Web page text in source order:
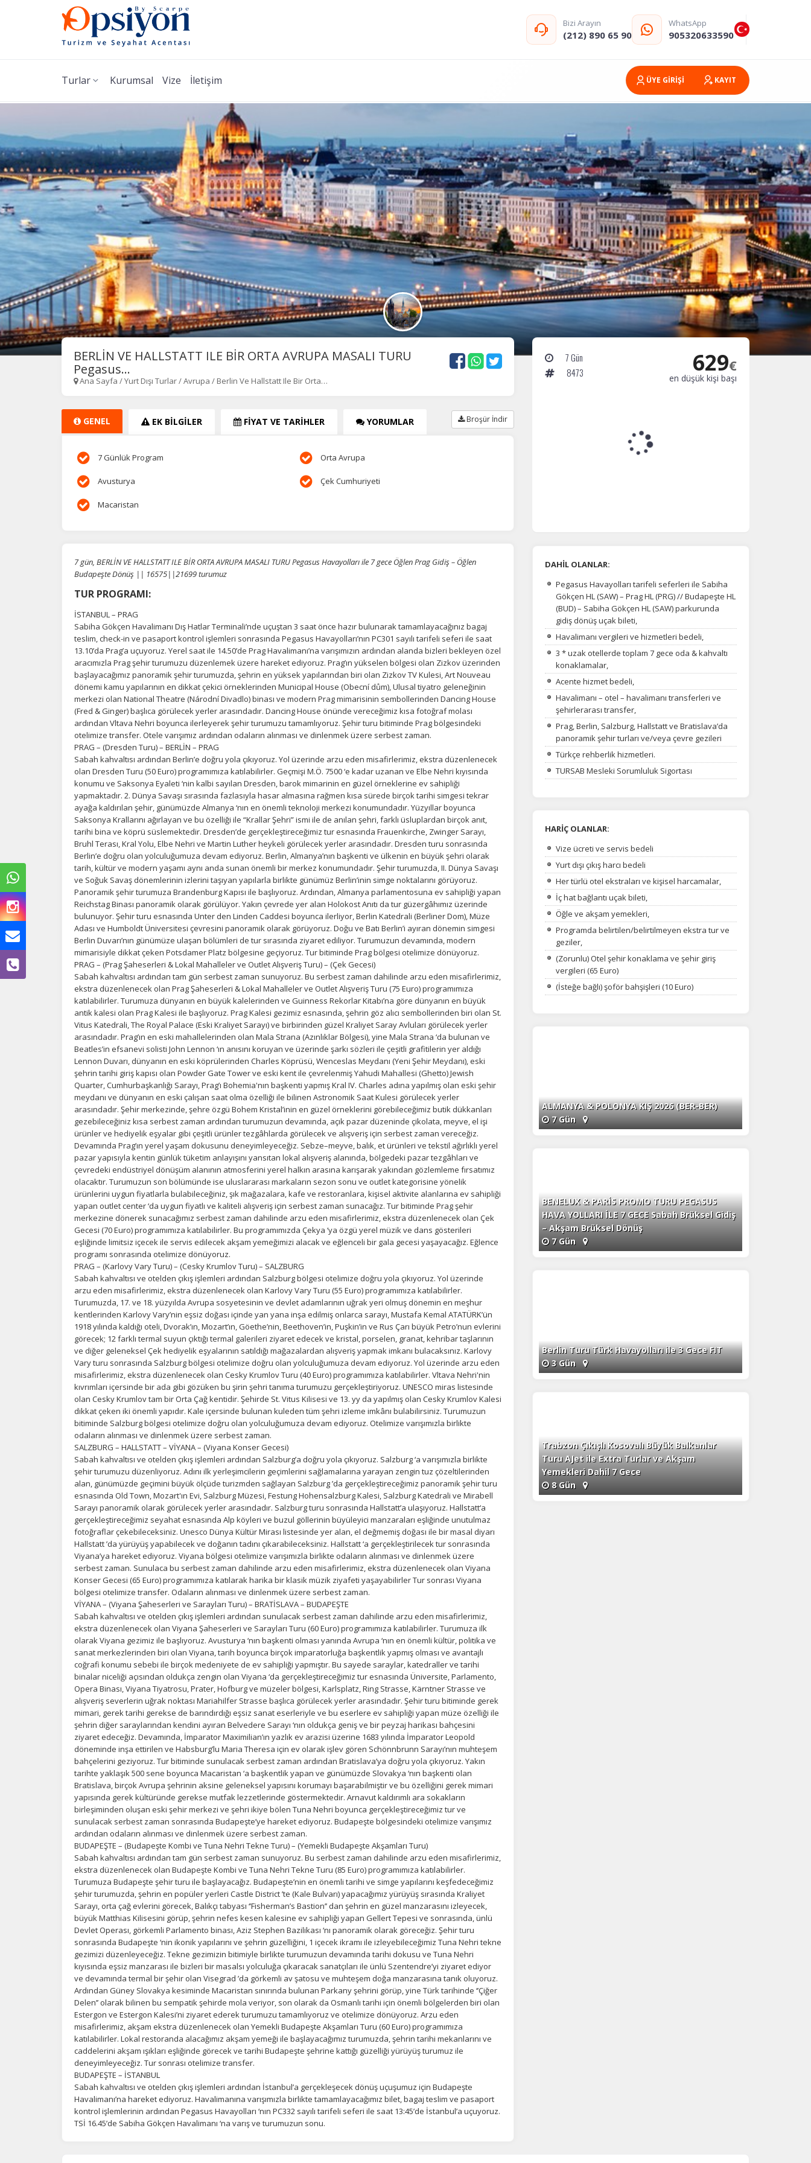
Bizi Arayın
(212) 890 65 90
WhatsApp
905320633590
Turlar Kurumsal Vize İletişim ÜYE GİRİŞİ KAYIT
ÇEREZ KULLANIM AYARLARINIZ
Çerez tercihlerinizibelirleyin.
Size daha kişiselleştirilmiş bir web deneyimi sunmak için bazı bilgileri tarayıcınızda
depolayabilir, bunları yurt içi ve yurt dışındaki hizmet sağlayıcılarla paylaşabiliriz. Buna
izin vermemeyi seçebilirsiniz ancak bu durumda sitemiz umduğumuz gibi çalışmaya
Daha fazla bilgi için KVKK bilgilendirmemizi çerez kullanım ve gizlilik koşullarını
inceleyebilirsiniz.
Zorunlu Çerezler HER ZAMAN AKTIF
Oturum yönetimi, güvenlik ve temel site işlevleri için gereklidir. Bu
çerezler olmadan site düzgün çalışmaz ve devre dışı bırakılamaz.
İstatistik Çerezleri
sayfaların popüler olduğunu ve kullanıcıların nerede zorluk yaşadığını
anlamamıza yardımcı olur.
Pazarlama Çerezleri
Size ve ilgi alanlarınıza uygun reklamlar göstermek için kullanılır.
Kapatırsanız reklamları görmeye devam edersiniz, ancak daha az
alakalı olabilirler.
Tümünü Reddet Tümünü Kabul Et
BERLİN VE HALLSTATT ILE BİR ORTA AVRUPA MASALI TURU
Pegasus...
Ana Sayfa /Yurt Dışı Turlar/Avrupa / Berlin Ve Hallstatt Ile Bir Orta…
GENEL EK BİLGİLER FİYAT VE TARİHLER YORUMLAR Broşür İndir
7 Günlük Program Orta Avrupa
Avusturya Çek Cumhuriyeti
Macaristan
7 gün, BERLİN VE HALLSTATT ILE BİR ORTA AVRUPA MASALI TURU Pegasus Havayolları ile 7 gece Öğlen Prag Gidiş – Öğlen
Budapeşte Dönüş || 16575||21699 turumuz
TUR PROGRAMI:
İSTANBUL – PRAG
Sabiha Gökçen Havalimanı Dış Hatlar Terminali’nde uçuştan 3 saat önce hazır bulunarak tamamlayacağınız bagaj
teslim, check-in ve pasaport kontrol işlemleri sonrasında Pegasus Havayolları’nın PC301 sayılı tarifeli seferi ile saat
13.10’da Prag’a uçuyoruz. Yerel saat ile 14.50’de Prag Havalimanı’na varışımızın ardından alanda bizleri bekleyen özel
aracımızla Prag şehir turumuzu düzenlemek üzere hareket ediyoruz. Prag’ın yükselen bölgesi olan Zizkov üzerinden
başlayacağımız panoramik şehir turumuzda, şehrin en yüksek yapılarından biri olan Zizkov TV Kulesi, Art Nouveau
dönemi kamu yapılarının en dikkat çekici örneklerinden Municipal House (Obecní dům), Ulusal tiyatro geleneğinin
merkezi olan National Theatre (Národní Divadlo) binası ve modern Prag mimarisinin sembollerinden Dancing House
(Fred & Ginger) başlıca görülecek yerler arasındadır. Dancing House önünde vereceğimiz kısa fotoğraf molası
ardından Vltava Nehri boyunca ilerleyerek şehir turumuzu tamamlıyoruz. Şehir turu bitiminde Prag bölgesindeki
otelimize transfer. Otele varışımız ardından odaların alınması ve dinlenmek üzere serbest zaman.
PRAG – (Dresden Turu) – BERLİN – PRAG
Sabah kahvaltısı ardından Berlin’e doğru yola çıkıyoruz. Yol üzerinde arzu eden misafirlerimiz, ekstra düzenlenecek
olan Dresden Turu (50 Euro) programımıza katılabilirler. Geçmişi M.Ö. 7500 ‘e kadar uzanan ve Elbe Nehri kıyısında
konumu ve Saksonya Eyaleti ‘nin kalbi sayılan Dresden, barok mimarinin en güzel örneklerine ev sahipliği
yapmaktadır. 2. Dünya Savaşı sırasında fazlasıyla hasar almasına rağmen kısa sürede birçok tarihi simgesi tekrar
ayağa kaldırılan şehir, günümüzde Almanya ‘nın en önemli teknoloji merkezi konumundadır. Yüzyıllar boyunca
Saksonya Krallarını ağırlayan ve bu özelliği ile “Krallar Şehri” ismi ile de anılan şehri, farklı üsluplardan birçok anıt,
tarihi bina ve köprü süslemektedir. Dresden’de gerçekleştireceğimiz tur esnasında Frauenkirche, Zwinger Sarayı,
Bruhl Terası, Kral Yolu, Elbe Nehri ve Martin Luther heykeli görülecek yerler arasındadır. Dresden turu sonrasında
Berlin’e doğru olan yolculuğumuza devam ediyoruz. Berlin, Almanya’nın başkenti ve ülkenin en büyük şehri olarak
tarih, kültür ve modern yaşamı aynı anda sunan önemli bir merkez konumundadır. Şehir turumuzda, II. Dünya Savaşı
ve Soğuk Savaş dönemlerinin izlerini taşıyan yapılarla birlikte günümüz Berlin’inin simge noktalarını görüyoruz.
Panoramik şehir turumuza Brandenburg Kapısı ile başlıyoruz. Ardından, Almanya parlamentosuna ev sahipliği yapan
Reichstag Binası panoramik olarak görülüyor. Yakın çevrede yer alan Holokost Anıtı da tur güzergâhımız üzerinde
bulunuyor. Şehir turu esnasında Unter den Linden Caddesi boyunca ilerliyor, Berlin Katedrali (Berliner Dom), Müze
Adası ve Humboldt Üniversitesi çevresini panoramik olarak görüyoruz. Doğu ve Batı Berlin’i ayıran dönemin simgesi
Berlin Duvarı’nın günümüze ulaşan bölümleri de tur sırasında ziyaret ediliyor. Turumuzun devamında, modern
mimarisiyle dikkat çeken Potsdamer Platz bölgesine geçiyoruz. Tur bitiminde Prag bölgesi otelimize dönüyoruz.
PRAG – (Prag Şaheserleri & Lokal Mahalleler ve Outlet Alışveriş Turu) – (Çek Gecesi)
Sabah kahvaltısı ardından tam gün serbest zaman sunuyoruz. Bu serbest zaman dahilinde arzu eden misafirlerimiz,
ekstra düzenlenecek olan Prag Şaheserleri & Lokal Mahalleler ve Outlet Alışveriş Turu (75 Euro) programımıza
katılabilirler. Turumuza dünyanın en büyük kalelerinden ve Guinness Rekorlar Kitabı’na göre dünyanın en büyük
antik kalesi olan Prag Kalesi ile başlıyoruz. Prag Kalesi gezimiz esnasında, şehrin göz alıcı sembollerinden biri olan St.
Vitus Katedrali, The Royal Palace (Eski Kraliyet Sarayı) ve birbirinden güzel Kraliyet Saray Avluları görülecek yerler
arasındadır. Prag’ın en eski mahallelerinden olan Mala Strana (Azınlıklar Bölgesi), yine Mala Strana ‘da bulunan ve
Beatles’in efsanevi solisti John Lennon ‘ın anısını koruyan ve üzerinde şarkı sözleri ile çeşitli grafitilerin yer aldığı
Lennon Duvarı, dünyanın en eski köprülerinden Charles Köprüsü, Wenceslas Meydanı (Yeni Şehir Meydanı), eski
şehrin tarihi giriş kapısı olan Powder Gate Tower ve eski kent ile çevrelenmiş Yahudi Mahallesi (Ghetto) Jewish
Quarter, Cumhurbaşkanlığı Sarayı, Prag’ı Bohemia'nın başkenti yapmış Kral IV. Charles adına yapılmış olan eski şehir
meydanı ve dünyanın en eski çalışan saat olma özelliği ile bilinen Astronomik Saat Kulesi görülecek yerler
arasındadır. Şehir merkezinde, şehre özgü Bohem Kristal’inin en güzel örneklerini görebileceğimiz butik dükkanları
gezebileceğiniz kısa serbest zaman ardından turumuzun devamında, açık pazar düzeninde çikolata, meyve, el işi
ürünler ve hediyelik eşyalar gibi çeşitli ürünler tezgâhlarda görülecek ve alışveriş için serbest zaman vereceğiz.
Devamında Prag’ın yerel yaşam dokusunu deneyimleyeceğiz. Sebze–meyve, balık, et ürünleri ve tekstil ağırlıklı yerel
pazar yapısıyla kentin günlük tüketim anlayışını yansıtan lokal alışveriş alanında, bölgedeki pazar tezgâhları ve
çevredeki endüstriyel dönüşüm alanının atmosferini yerel halkın arasına karışarak yakından gözlemleme fırsatımız
olacaktır. Turumuzun son bölümünde ise uluslararası markaların sezon sonu ve outlet kategorisine yönelik
ürünlerini uygun fiyatlarla bulabileceğiniz, şık mağazalara, kafe ve restoranlara, kişisel aktivite alanlarına ev sahipliği
yapan outlet center ‘da uygun fiyatlı ve kaliteli alışveriş için serbest zaman sunacağız. Tur bitiminde Prag şehir
merkezine dönerek sunacağımız serbest zaman dahilinde arzu eden misafirlerimiz, ekstra düzenlenecek olan Çek
Gecesi (70 Euro) programımıza katılabilirler. Bu programımızda Çekya ‘ya özgü yerel müzik ve dans gösterileri
eşliğinde limitsiz içecek ile servis edilecek akşam yemeğimizi alacak ve eğlenceli bir gala gecesi yaşayacağız. Eğlence
programı sonrasında otelimize dönüyoruz.
PRAG – (Karlovy Vary Turu) – (Cesky Krumlov Turu) – SALZBURG
Sabah kahvaltısı ve otelden çıkış işlemleri ardından Salzburg bölgesi otelimize doğru yola çıkıyoruz. Yol üzerinde
arzu eden misafirlerimiz, ekstra düzenlenecek olan Karlovy Vary Turu (55 Euro) programımıza katılabilirler.
Turumuzda, 17. ve 18. yüzyılda Avrupa sosyetesinin ve devlet adamlarının uğrak yeri olmuş dönemin en meşhur
kentlerinden Karlovy Vary’nin eşsiz doğası içinde yan yana inşa edilmiş onlarca sarayı, Mustafa Kemal ATATÜRK’ün
1918 yılında kaldığı oteli, Dvorak’ın, Mozart’ın, Göethe’nin, Beethoven’in, Puşkin’in ve Rus Çarı büyük Petro’nun evlerini
görecek; 12 farklı termal suyun çıktığı termal galerileri ziyaret edecek ve kristal, porselen, granat, kehribar taşlarının
ve diğer geleneksel Çek hediyelik eşyalarının satıldığı mağazalardan alışveriş yapmak imkanı bulacaksınız. Karlovy
Vary turu sonrasında Salzburg bölgesi otelimize doğru olan yolculuğumuza devam ediyoruz. Yol üzerinde arzu eden
misafirlerimiz, ekstra düzenlenecek olan Cesky Krumlov Turu (40 Euro) programımıza katılabilirler. Vltava Nehri'nin
kıvrımları içersinde bir ada gibi gözüken bu şirin şehri tanıma turumuzu gerçekleştiriyoruz. UNESCO miras listesinde
olan Cesky Krumlov tam bir Orta Çağ kentidir. Şehirde St. Vitus Kilisesi ve 13. yy da yapılmış olan Cesky Krumlov Kalesi
dikkat çeken iki önemli yapıdır. Kale içersinde bulunan kuleden tüm şehri izleme imkânı bulabilirsiniz. Turumuzun
bitiminde Salzburg bölgesi otelimize doğru olan yolculuğumuza devam ediyoruz. Otelimize varışımızla birlikte
odaların alınması ve dinlenmek üzere serbest zaman.
SALZBURG – HALLSTATT – VİYANA – (Viyana Konser Gecesi)
Sabah kahvaltısı ve otelden çıkış işlemleri ardından Salzburg’a doğru yola çıkıyoruz. Salzburg ‘a varışımızla birlikte
şehir turumuzu düzenliyoruz. Adını ilk yerleşimcilerin geçimlerini sağlamalarına yarayan zengin tuz çözeltilerinden
alan, günümüzde geçimini büyük ölçüde turizmden sağlayan Salzburg ’da gerçekleştireceğimiz panoramik şehir turu
esnasında Old Town, Mozart'ın Evi, Salzburg Müzesi, Festung Hohensalzburg Kalesi, Salzburg Katedrali ve Mirabell
Sarayı panoramik olarak görülecek yerler arasındadır. Salzburg turu sonrasında Hallstatt’a ulaşıyoruz. Hallstatt‘a
gerçekleştireceğimiz seyahat esnasında Alp köyleri ve buzul göllerinin büyüleyici manzaraları eşliğinde unutulmaz
fotoğraflar çekebileceksiniz. Unesco Dünya Kültür Mirası listesinde yer alan, el değmemiş doğası ile bir masal diyarı
Hallstatt ’da yürüyüş yapabilecek ve doğanın tadını çıkarabileceksiniz. Hallstatt ‘a gerçekleştirilecek tur sonrasında
Viyana’ya hareket ediyoruz. Viyana bölgesi otelimize varışımızla birlikte odaların alınması ve dinlenmek üzere
serbest zaman. Sunulaca bu serbest zaman dahilinde arzu eden misafirlerimiz, ekstra düzenlenecek olan Viyana
Konser Gecesi (65 Euro) programımıza katılarak harika bir klasik müzik ziyafeti yaşayabilirler Tur sonrası Viyana
bölgesi otelimize transfer. Odaların alınması ve dinlenmek üzere serbest zaman.
VİYANA – (Viyana Şaheserleri ve Sarayları Turu) – BRATİSLAVA – BUDAPEŞTE
Sabah kahvaltısı ve otelden çıkış işlemleri ardından sunulacak serbest zaman dahilinde arzu eden misafirlerimiz,
ekstra düzenlenecek olan Viyana Şaheserleri ve Sarayları Turu (60 Euro) programımıza katılabilirler. Turumuza ilk
olarak Viyana gezimiz ile başlıyoruz. Avusturya ‘nın başkenti olması yanında Avrupa ‘nın en önemli kültür, politika ve
sanat merkezlerinden biri olan Viyana, tarih boyunca birçok imparatorluğa başkentlik yapmış olması ve avantajlı
coğrafi konumu sebebi ile birçok medeniyete de ev sahipliği yapmıştır. Bu sayede saraylar, katedraller ve tarihi
binalar niceliği açısından oldukça zengin olan Viyana ‘da gerçekleştireceğimiz tur esnasında Üniversite, Parlamento,
Opera Binası, Viyana Tiyatrosu, Prater, Hofburg ve müzeler bölgesi, Karlsplatz, Ring Strasse, Kärntner Strasse ve
alışveriş severlerin uğrak noktası Mariahilfer Strasse başlıca görülecek yerler arasındadır. Şehir turu bitiminde gerek
mimari, gerek tarihi gerekse de barındırdığı eşsiz sanat eserleriyle ve bu eserlere ev sahipliği yapan müze özelliği ile
şehrin diğer saraylarından kendini ayıran Belvedere Sarayı ‘nın oldukça geniş ve bir peyzaj harikası bahçesini
ziyaret edeceğiz. Devamında, İmparator Maximilian’ın yazlık ev arazisi üzerine 1683 yılında İmparator Leopold
döneminde inşa ettirilen ve Habsburg’lu Maria Theresa için ev olarak işlev gören Schönnbrunn Sarayı’nın muhteşem
bahçelerini geziyoruz. Tur bitiminde sunulacak serbest zaman ardından Bratislava’ya doğru yola çıkıyoruz. Yakın
tarihte yaklaşık 500 sene boyunca Macaristan ‘a başkentlik yapan ve günümüzde Slovakya ‘nın başkenti olan
Bratislava, birçok Avrupa şehrinin aksine geleneksel yapısını korumayı başarabilmiştir ve bu özelliğini gerek mimari
yapısında gerek kültüründe gerekse mutfak lezzetlerinde göstermektedir. Arnavut kaldırımlı ara sokakların
birleşiminden oluşan eski şehir merkezi ve şehri ikiye bölen Tuna Nehri boyunca gerçekleştireceğimiz tur ve
sunulacak serbest zaman sonrasında Budapeşte’ye hareket ediyoruz. Budapeşte bölgesindeki otelimize varışımız
ardından odaların alınması ve dinlenmek üzere serbest zaman.
BUDAPEŞTE – (Budapeşte Kombi ve Tuna Nehri Tekne Turu) – (Yemekli Budapeşte Akşamları Turu)
Sabah kahvaltısı ardından tam gün serbest zaman sunuyoruz. Bu serbest zaman dahilinde arzu eden misafirlerimiz,
ekstra düzenlenecek olan Budapeşte Kombi ve Tuna Nehri Tekne Turu (85 Euro) programımıza katılabilirler.
Turumuza Budapeşte şehir turu ile başlayacağız. Budapeşte’nin en önemli tarihi ve simge yapılarını keşfedeceğimiz
şehir turumuzda, şehrin en popüler yerleri Castle District ’te (Kale Bulvarı) yapacağımız yürüyüş sırasında Kraliyet
Sarayı, orta çağ evlerini görecek, Balıkçı tabyası ‘’Fisherman’s Bastion’’ dan şehrin en güzel manzarasını izleyecek,
büyük Matthias Kilisesini görüp, şehrin nefes kesen kalesine ev sahipliği yapan Gellert Tepesi ve sonrasında, ünlü
Devlet Operası, görkemli Parlamento binası, Aziz Stephen Bazilikası ‘nı panoramik olarak göreceğiz. Şehir turu
sonrasında Budapeşte ‘nin ikonik yapılarını ve şehrin güzelliğini, 1 içecek ikramı ile izleyebileceğimiz Tuna Nehri tekne
gezimizi düzenleyeceğiz. Tekne gezimizin bitimiyle birlikte turumuzun devamında tarihi dokusu ve Tuna Nehri
kıyısında eşsiz manzarası ile bizleri bir masalsı yolculuğa çıkaracak sanatçıları ile ünlü Szentendre’yi ziyaret ediyor
ve devamında termal bir şehir olan Visegrad ’da görkemli av şatosu ve muhteşem doğa manzarasına tanık oluyoruz.
Ardından Güney Slovakya kesiminde Macaristan sınırında bulunan Parkany şehrini görüp, yine Türk tarihinde ‘’Çiğer
Delen’’ olarak bilinen bu sempatik şehirde mola veriyor, son olarak da Osmanlı tarihi için önemli bölgelerden biri olan
Estergon ve Estergon Kalesi’ni ziyaret ederek turumuzu tamamlıyoruz ve otelimize dönüyoruz. Arzu eden
misafirlerimiz, akşam ekstra düzenlenecek olan Yemekli Budapeşte Akşamları Turu (60 Euro) programımıza
katılabilirler. Lokal restoranda alacağımız akşam yemeği ile başlayacağımız turumuzda, şehrin tarihi mekanlarını ve
caddelerini akşam ışıkları eşliğinde görecek ve tarihi Budapeşte şehrine kattığı güzelliği yürüyüş turumuz ile
deneyimleyeceğiz. Tur sonrası otelimize transfer.
BUDAPEŞTE – İSTANBUL
Sabah kahvaltısı ve otelden çıkış işlemleri ardından İstanbul’a gerçekleşecek dönüş uçuşumuz için Budapeşte
Havalimanı’na hareket ediyoruz. Havalimanına varışımızla birlikte tamamlayacağımız bilet, bagaj teslim ve pasaport
kontrol işlemlerinin ardından Pegasus Havayolları ‘nın PC332 sayılı tarifeli seferi ile saat 13:45’de İstanbul’a uçuyoruz.
TSİ 16.45’de Sabiha Gökçen Havalimanı ‘na varış ve turumuzun sonu.
7 Gün
8473
629€
en düşük kişi başı
DAHİL OLANLAR:
Pegasus Havayolları tarifeli seferleri ile Sabiha
Gökçen HL (SAW) – Prag HL (PRG) // Budapeşte HL
(BUD) – Sabiha Gökçen HL (SAW) parkurunda
gidiş dönüş uçak bileti,
Havalimanı vergileri ve hizmetleri bedeli,
3 * uzak otellerde toplam 7 gece oda & kahvaltı
konaklamalar,
Acente hizmet bedeli,
Havalimanı – otel – havalimanı transferleri ve
şehirlerarası transfer,
Prag, Berlin, Salzburg, Hallstatt ve Bratislava’da
panoramik şehir turları ve/veya çevre gezileri
Türkçe rehberlik hizmetleri.
TURSAB Mesleki Sorumluluk Sigortası
HARİÇ OLANLAR:
Vize ücreti ve servis bedeli
Yurt dışı çıkış harcı bedeli
Her türlü otel ekstraları ve kişisel harcamalar,
İç hat bağlantı uçak bileti,
Öğle ve akşam yemekleri,
Programda belirtilen/belirtilmeyen ekstra tur ve
geziler,
(Zorunlu) Otel şehir konaklama ve şehir giriş
vergileri (65 Euro)
(İsteğe bağlı) şoför bahşişleri (10 Euro)
ALMANYA & POLONYA KIŞ 2026 (BER-BER)
7 Gün
BENELUX & PARİS PROMO TURU PEGASUS
HAVA YOLLARI İLE 7 GECE Sabah Brüksel Gidiş
– Akşam Brüksel Dönüş
7 Gün
Berlin Turu Türk Havayolları ile 3 Gece FIT
3 Gün
Trabzon Çıkışlı Kosovalı Büyük Balkanlar
Turu AJet ile Extra Turlar ve Akşam
Yemekleri Dahil 7 Gece
8 Gün